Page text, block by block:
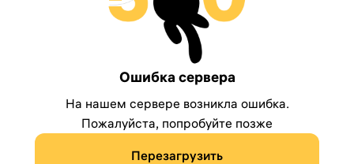
Ошибка сервера
На нашем сервере возникла ошибка.
Пожалуйста, попробуйте позже
Перезагрузить